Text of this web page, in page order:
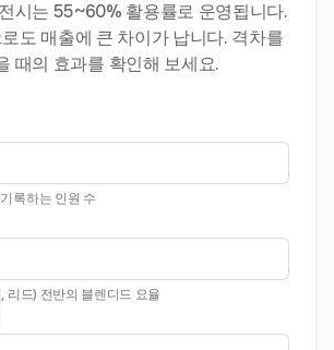
시는 55~60% 활용률로 운영됩니다.
도 매출에 큰 차이가 납니다. 격차를
때의 효과를 확인해 보세요.
록하는 인원 수
리드) 전반의 블렌디드 요율